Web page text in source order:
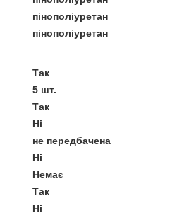
пінополіуретан
пінополіуретан
Так
5 шт.
Так
Ні
не передбачена
Ні
Немає
Так
Ні